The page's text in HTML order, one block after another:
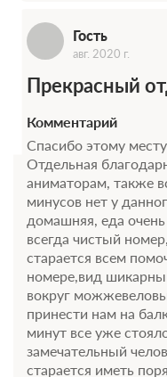
Гость
авг. 2020 г.
Прекрасный
Комментарий
Спасибо этому
Отдельная
аниматорам, также
минусов нет у
домашняя, еда очень
всегда чистый
старается всем
номере,вид
вокруг
принести нам на
минут все уже
замечательный
старается иметь